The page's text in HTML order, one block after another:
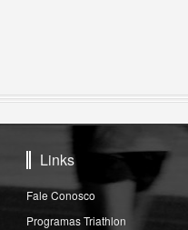
Links
Fale Conosco
Programas Triathlon